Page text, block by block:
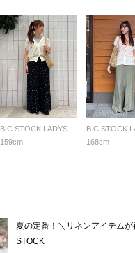
B.C STOCK LADYS
159cm
B.C STOCK
168cm
夏の定番！＼リネンアイテム
STOCK